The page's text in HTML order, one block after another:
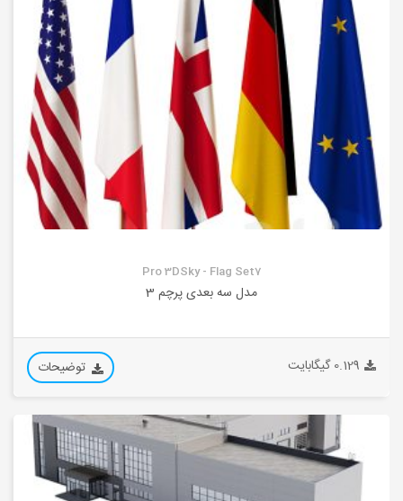
Pro 3DSky - Flag Set7
مدل سه بعدی پرچم 3
0.129 گیگابایت توضیحات